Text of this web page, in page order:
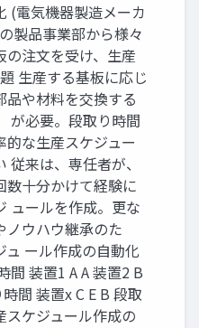
(電気機器製造メーカ
製品事業部から様々
の注文を受け、生産
生産する基板に応じ
品や材料を交換する
が必要。段取り時間
的な生産スケジュー
従来は、専任者が、
数十分かけて経験に
ュールを作成。更な
ノウハウ継承のた
ュ ール作成の自動化
間 装置1 A A 装置2 B
間 装置x C E B 段取
スケジュール作成の